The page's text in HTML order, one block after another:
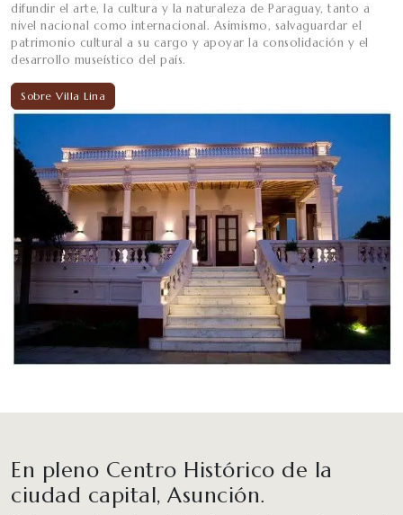
difundir el arte, la cultura y la naturaleza de Paraguay, tanto a
nivel nacional como internacional. Asimismo, salvaguardar el
patrimonio cultural a su cargo y apoyar la consolidación y el
desarrollo museístico del país.
Sobre Villa Lina
En pleno Centro Histórico de la
ciudad capital, Asunción.